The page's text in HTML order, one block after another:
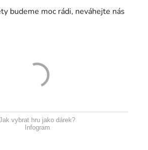
budeme moc rádi, neváhejte nás
vybrat hru jako dárek?
Infogram